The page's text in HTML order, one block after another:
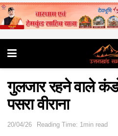
गुलजार रहने वाले
पसरा वीराना
20/04/26 Reading Time: 1min read